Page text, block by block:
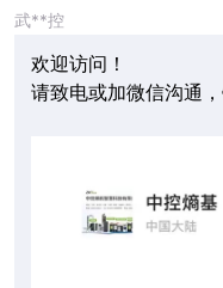
武**控
欢迎访问！
请致电或加微信沟通